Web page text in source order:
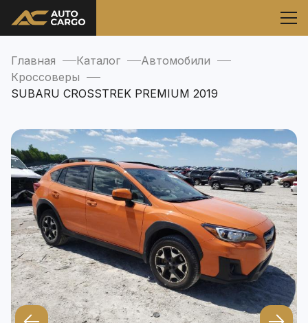
Главная Каталог
Автомобили
Кроссоверы
SUBARU CROSSTREK PREMIUM 2019